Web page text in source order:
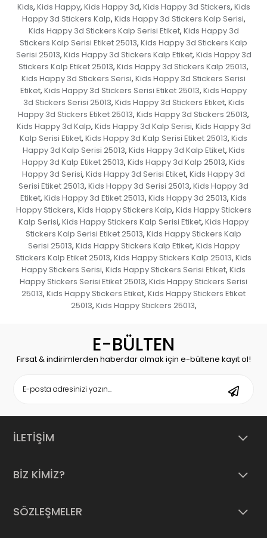
Kids, Kids Happy, Kids Happy 3d, Kids Happy 3d Stickers, Kids
Happy 3d Stickers Kalp, Kids Happy 3d Stickers Kalp Serisi,
Kids Happy 3d Stickers Kalp Serisi Etiket, Kids Happy 3d
Stickers Kalp Serisi Etiket 25013, Kids Happy 3d Stickers Kalp
Serisi 25013, Kids Happy 3d Stickers Kalp Etiket, Kids Happy 3d
Stickers Kalp Etiket 25013, Kids Happy 3d Stickers Kalp 25013,
Kids Happy 3d Stickers Serisi, Kids Happy 3d Stickers Serisi
Etiket, Kids Happy 3d Stickers Serisi Etiket 25013, Kids Happy
3d Stickers Serisi 25013, Kids Happy 3d Stickers Etiket, Kids
Happy 3d Stickers Etiket 25013, Kids Happy 3d Stickers 25013,
Kids Happy 3d Kalp, Kids Happy 3d Kalp Serisi, Kids Happy 3d
Kalp Serisi Etiket, Kids Happy 3d Kalp Serisi Etiket 25013, Kids
Happy 3d Kalp Serisi 25013, Kids Happy 3d Kalp Etiket, Kids
Happy 3d Kalp Etiket 25013, Kids Happy 3d Kalp 25013, Kids
Happy 3d Serisi, Kids Happy 3d Serisi Etiket, Kids Happy 3d
Serisi Etiket 25013, Kids Happy 3d Serisi 25013, Kids Happy 3d
Etiket, Kids Happy 3d Etiket 25013, Kids Happy 3d 25013, Kids
Happy Stickers, Kids Happy Stickers Kalp, Kids Happy Stickers
Kalp Serisi, Kids Happy Stickers Kalp Serisi Etiket, Kids Happy
Stickers Kalp Serisi Etiket 25013, Kids Happy Stickers Kalp
Serisi 25013, Kids Happy Stickers Kalp Etiket, Kids Happy
Stickers Kalp Etiket 25013, Kids Happy Stickers Kalp 25013, Kids
Happy Stickers Serisi, Kids Happy Stickers Serisi Etiket, Kids
Happy Stickers Serisi Etiket 25013, Kids Happy Stickers Serisi
25013, Kids Happy Stickers Etiket, Kids Happy Stickers Etiket
25013, Kids Happy Stickers 25013,
E-BÜLTEN
Fırsat & indirimlerden haberdar olmak için e-bültene kayıt ol!
İLETİŞİM
BİZ KİMİZ?
SÖZLEŞMELER